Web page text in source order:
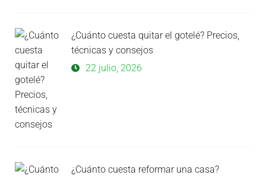
¿Cuánto cuesta quitar el gotelé? Precios,
técnicas y consejos
22 julio, 2026
¿Cuánto cuesta reformar una casa?